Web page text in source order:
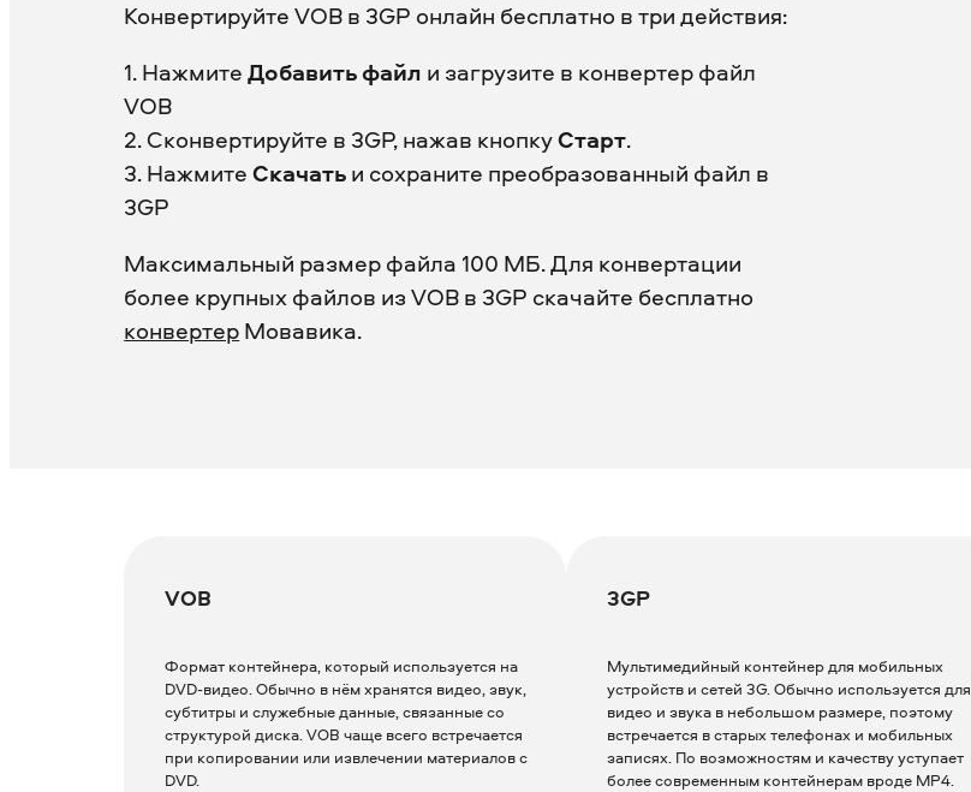
Конвертируйте VOB в 3GP онлайн бесплатно в три действия:
1. НажмитеДобавить файл и загрузите в конвертер файл
VOB
2. Сконвертируйте в 3GP, нажав кнопкуСтарт.
3. НажмитеСкачатьи сохраните преобразованный файл в
3GP
Максимальный размер файла 100 МБ. Для конвертации
более крупных файлов из VOB в 3GP скачайте бесплатно
конвертерМовавика.
VOB
Формат контейнера, который используется на
DVD-видео. Обычно в нём хранятся видео, звук,
субтитры и служебные данные, связанные со
структурой диска. VOB чаще всего встречается
при копировании или извлечении материалов с
DVD.
3GP
Мультимедийный контейнер для мобильных
устройств и сетей 3G. Обычно используется для
видео и звука в небольшом размере, поэтому
встречается в старых телефонах и мобильных
записях. По возможностям и качеству уступает
более современным контейнерам вроде MP4.